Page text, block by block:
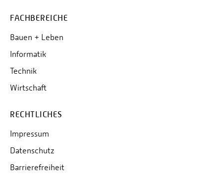
FACHBEREICHE
Bauen + Leben
Informatik
Technik
Wirtschaft
RECHTLICHES
Impressum
Datenschutz
Barrierefreiheit